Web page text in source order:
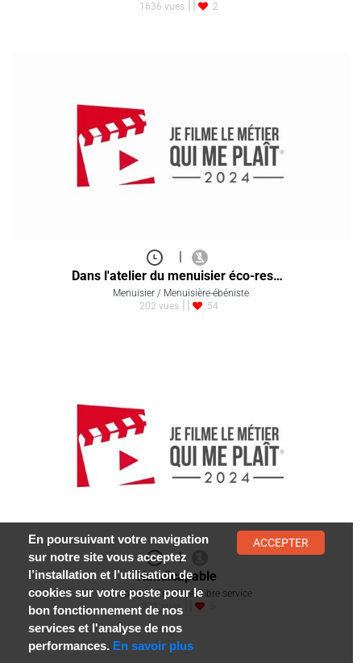
|
Passion moto
Mécanicien / Mécanicienne en cycles et motocycles
1636 vues
2
|
Dans l'atelier du menuisier éco-res…
Menuisier / Menuisière-ébéniste
202 vues
54
En poursuivant votre navigation
sur notre site vous acceptez
l’installation et l’utilisation de
cookies sur votre poste pour le
bon fonctionnement de nos
services et l'analyse de nos
performances. En savoir plus
ACCEPTER